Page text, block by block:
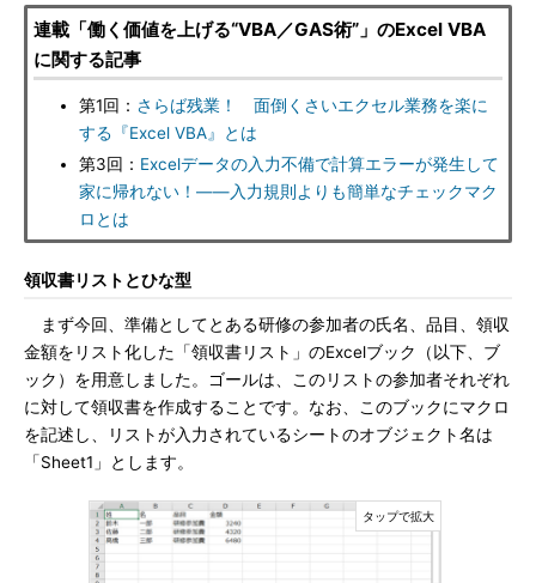
連載「働く価値を上げる“VBA／GAS術”」のExcel VBA
に関する記事
第1回： さらば残業！ 面倒くさいエクセル業務を楽に
する『Excel VBA』とは
第3回： Excelデータの入力不備で計算エラーが発生して
家に帰れない！――入力規則よりも簡単なチェックマク
ロとは
領収書リストとひな型
まず今回、準備としてとある研修の参加者の氏名、品目、領収
金額をリスト化した「領収書リスト」のExcelブック（以下、ブ
ック）を用意しました。ゴールは、このリストの参加者それぞれ
に対して領収書を作成することです。なお、このブックにマクロ
を記述し、リストが入力されているシートのオブジェクト名は
「Sheet1」とします。